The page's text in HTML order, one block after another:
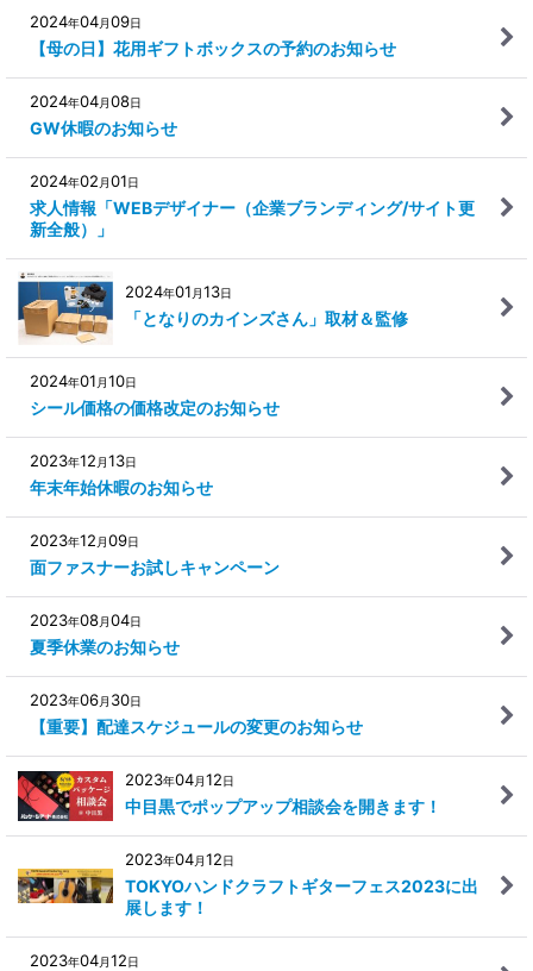
2024年04月09日
【母の日】花用ギフトボックスの予約のお知らせ
2024年04月08日
GW休暇のお知らせ
2024年02 月01日
求人情報「WEBデザイナー（企業ブランディング/サイト更
新全般）」
2024年01 月13日
「となりのカインズさん」取材＆監修
2024年01 月10日
シール価格の価格改定のお知らせ
2023年12 月13日
年末年始休暇のお知らせ
2023年12 月09日
面ファスナーお試しキャンペーン
2023年08月04日
夏季休業のお知らせ
2023年06月 30日
【重要】配達スケジュールの変更のお知らせ
2023年04月12日
中目黒でポップアップ相談会を開きます！
2023年04月12日
TOKYOハンドクラフトギターフェス2023に出
展します！
2023年04月12日